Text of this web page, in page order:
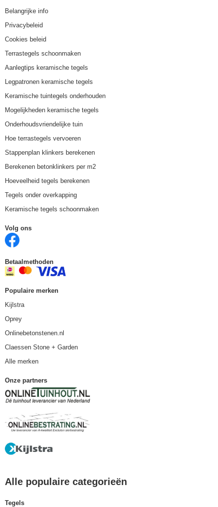
Belangrijke info
Privacybeleid
Cookies beleid
Terrastegels schoonmaken
Aanlegtips keramische tegels
Legpatronen keramische tegels
Keramische tuintegels onderhouden
Mogelijkheden keramische tegels
Onderhoudsvriendelijke tuin
Hoe terrastegels vervoeren
Stappenplan klinkers berekenen
Berekenen betonklinkers per m2
Hoeveelheid tegels berekenen
Tegels onder overkapping
Keramische tegels schoonmaken
Volg ons
Betaalmethoden
Populaire merken
Kijlstra
Oprey
Onlinebetonstenen.nl
Claessen Stone + Garden
Alle merken
Onze partners
Alle populaire categorieën
Tegels